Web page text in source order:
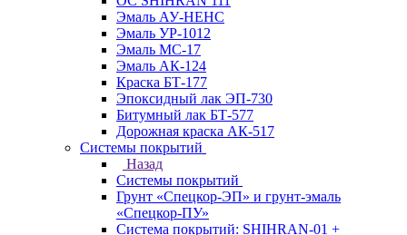
Эмаль АУ-НЕНС
Эмаль УР-1012
Эмаль МС-17
Эмаль АК-124
Краска БТ-177
Эпоксидный лак ЭП-730
Битумный лак БТ-577
Дорожная краска АК-517
Системы покрытий
Назад
Системы покрытий
Грунт «Спецкор-ЭП» и грунт-эмаль
«Спецкор-ПУ»
Система покрытий: SHIHRAN-01 +